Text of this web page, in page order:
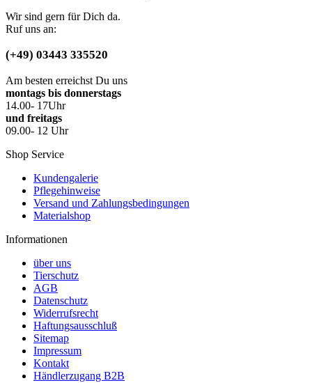
Wir sind gern für Dich da.
Ruf uns an:
(+49) 03443 335520
Am besten erreichst Du uns
montags bis donnerstags
14.00- 17Uhr
und freitags
09.00- 12 Uhr
Shop Service
Kundengalerie
Pflegehinweise
Versand und Zahlungsbedingungen
Materialshop
Informationen
über uns
Tierschutz
AGB
Datenschutz
Widerrufsrecht
Haftungsausschluß
Sitemap
Impressum
Kontakt
Händlerzugang B2B